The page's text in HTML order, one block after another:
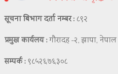
सूचना बिभाग दर्ता नम्बर : ८९२
प्रमुख कार्यलय :गौरादह -२, झापा, नेपाल
सम्पर्क : ९८५२६७६३०८